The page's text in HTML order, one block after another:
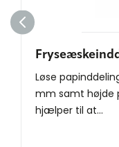
Løse
mm samt højde
hjælper til at...